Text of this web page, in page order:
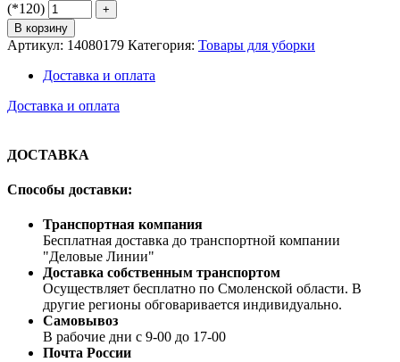
(*120)
В корзину
Артикул: 14080179 Категория: Товары для уборки
Доставка и оплата
Доставка и оплата
ДОСТАВКА
Способы доставки:
Транспортная компания
Бесплатная доставка до транспортной компании
"Деловые Линии"
Доставка собственным транспортом
Осуществляет бесплатно по Смоленской области. В
другие регионы обговаривается индивидуально.
Самовывоз
В рабочие дни с 9-00 до 17-00
Почта России